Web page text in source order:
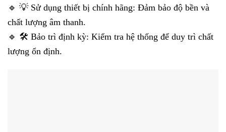
🔹 💡 Sử dụng thiết bị chính hãng: Đảm bảo độ bền và
chất lượng âm thanh.
🔹 🛠 Bảo trì định kỳ: Kiểm tra hệ thống để duy trì chất
lượng ổn định.